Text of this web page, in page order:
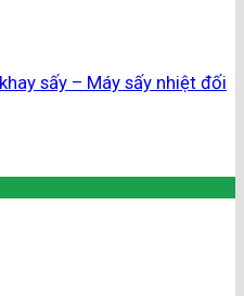
sấy – Máy sấy nhiệt đối